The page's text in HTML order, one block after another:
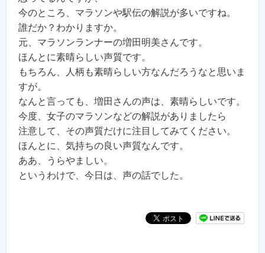
今のところ、マラソンや駅伝の解説が多いですね。
誰だか？わかりますか。
元、マラソンランナーの増田明美さんです。
ほんとに素晴らしい声質です。
もちろん、人柄も素晴らしい方なんだろうなと思いま
すが。
なんと言っても、増田さんの声は、素晴らしいです。
今度、女子のマラソンなどの解説がありましたら
注意して、その声質だけに注目してみてください。
ほんとに、気持ちの良い声質なんです。
ああ、うらやましい。
というわけで、今日は、声の話でした。